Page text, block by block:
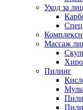
Уход за
Массаж
Пилинг